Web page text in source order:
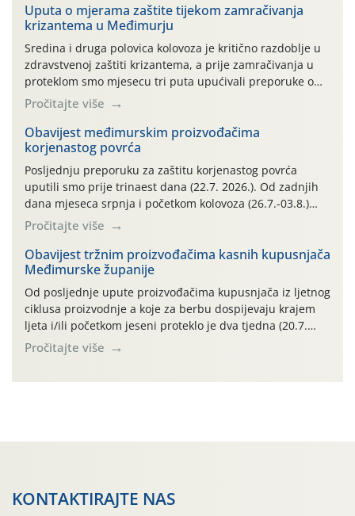
Uputa o mjerama zaštite tijekom zamračivanja
krizantema u Međimurju
Sredina i druga polovica kolovoza je kritično razdoblje u
zdravstvenoj zaštiti krizantema, a prije zamračivanja u
proteklom smo mjesecu tri puta upućivali preporuke o
preventivnim mjerama zaštite krizantema od najčešćih
uzročnika bolesti, štetnika i fito-fagnih grinja (23.7., 14.7.,
06.7.)! Na početku ovog mjeseca je zabilježeno je
povijesno i ekstremno vruće meteorološko razdoblje, uz
najviše temperature […]
Pročitajte više
Obavijest međimurskim proizvođačima
korjenastog povrća
Posljednju preporuku za zaštitu korjenastog povrća
uputili smo prije trinaest dana (22.7. 2026.). Od zadnjih
dana mjeseca srpnja i početkom kolovoza (26.7.-03.8.)
traje izuzetno nepovoljno meteorološko razdoblje za rast
i razvoj korjenastog povrća: najviše dnevne temperature
zraka zadnjih su devet dana u rasponu 30,7°-38,0°C!
Drugi ovogodišnji “toplinski udar” naročito je izražen
zadnja četiri dana (31.7.-03.8.), […]
Pročitajte više
Obavijest tržnim proizvođačima kasnih kupusnjača
Međimurske županije
Od posljednje upute proizvođačima kupusnjača iz ljetnog
ciklusa proizvodnje a koje za berbu dospijevaju krajem
ljeta i/ili početkom jeseni proteklo je dva tjedna (20.7.
2026.). Proteklih je tjedan dana (26.7.-02.8.) obilježilo
izuzetno nepovoljno meteorološko razdoblje za rast i
Pročitajte više
KONTAKTIRAJTE NAS